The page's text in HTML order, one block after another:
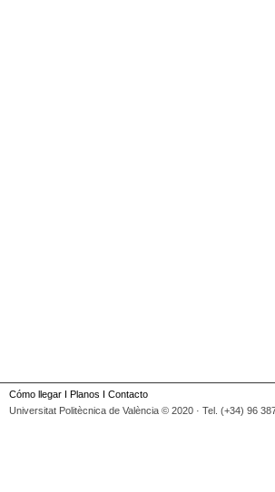
Cómo llegar I Planos I Contacto
Universitat Politècnica de València © 2020 · Tel. (+34) 96